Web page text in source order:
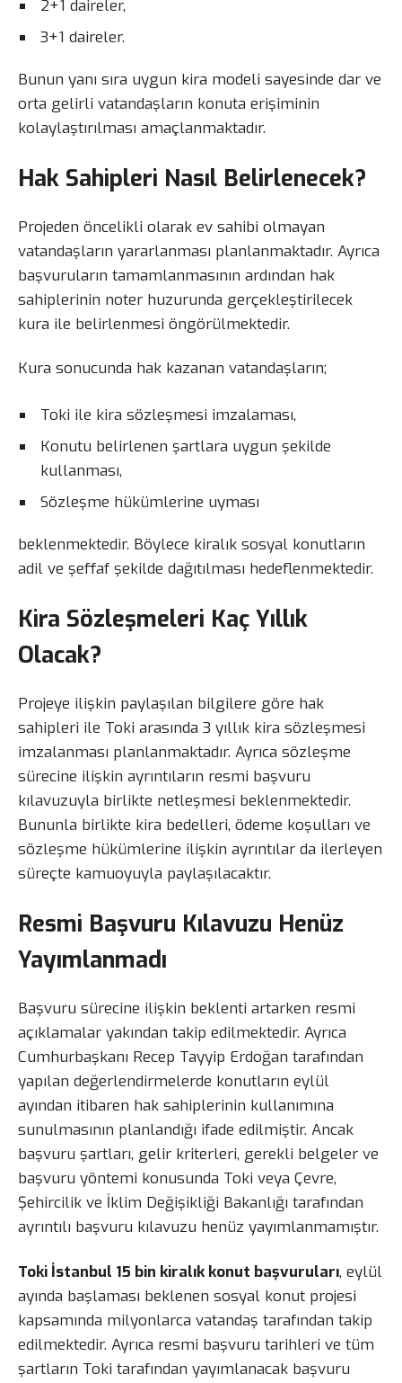
2+1 daireler,
3+1 daireler.
Bunun yanı sıra uygun kira modeli sayesinde dar ve
orta gelirli vatandaşların konuta erişiminin
kolaylaştırılması amaçlanmaktadır.
Hak Sahipleri Nasıl Belirlenecek?
Projeden öncelikli olarak ev sahibi olmayan
vatandaşların yararlanması planlanmaktadır. Ayrıca
başvuruların tamamlanmasının ardından hak
sahiplerinin noter huzurunda gerçekleştirilecek
kura ile belirlenmesi öngörülmektedir.
Kura sonucunda hak kazanan vatandaşların;
Toki ile kira sözleşmesi imzalaması,
Konutu belirlenen şartlara uygun şekilde
kullanması,
Sözleşme hükümlerine uyması
beklenmektedir. Böylece kiralık sosyal konutların
adil ve şeffaf şekilde dağıtılması hedeflenmektedir.
Kira Sözleşmeleri Kaç Yıllık
Olacak?
Projeye ilişkin paylaşılan bilgilere göre hak
sahipleri ile Toki arasında 3 yıllık kira sözleşmesi
imzalanması planlanmaktadır. Ayrıca sözleşme
sürecine ilişkin ayrıntıların resmi başvuru
kılavuzuyla birlikte netleşmesi beklenmektedir.
Bununla birlikte kira bedelleri, ödeme koşulları ve
sözleşme hükümlerine ilişkin ayrıntılar da ilerleyen
süreçte kamuoyuyla paylaşılacaktır.
Resmi Başvuru Kılavuzu Henüz
Yayımlanmadı
Başvuru sürecine ilişkin beklenti artarken resmi
açıklamalar yakından takip edilmektedir. Ayrıca
Cumhurbaşkanı Recep Tayyip Erdoğan tarafından
yapılan değerlendirmelerde konutların eylül
ayından itibaren hak sahiplerinin kullanımına
sunulmasının planlandığı ifade edilmiştir. Ancak
başvuru şartları, gelir kriterleri, gerekli belgeler ve
başvuru yöntemi konusunda Toki veya Çevre,
Şehircilik ve İklim Değişikliği Bakanlığı tarafından
ayrıntılı başvuru kılavuzu henüz yayımlanmamıştır.
Toki İstanbul 15 bin kiralık konut başvuruları, eylül
ayında başlaması beklenen sosyal konut projesi
kapsamında milyonlarca vatandaş tarafından takip
edilmektedir. Ayrıca resmi başvuru tarihleri ve tüm
şartların Toki tarafından yayımlanacak başvuru